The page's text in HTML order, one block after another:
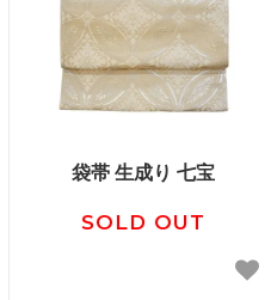
袋帯 生成り 七宝
SOLD OUT